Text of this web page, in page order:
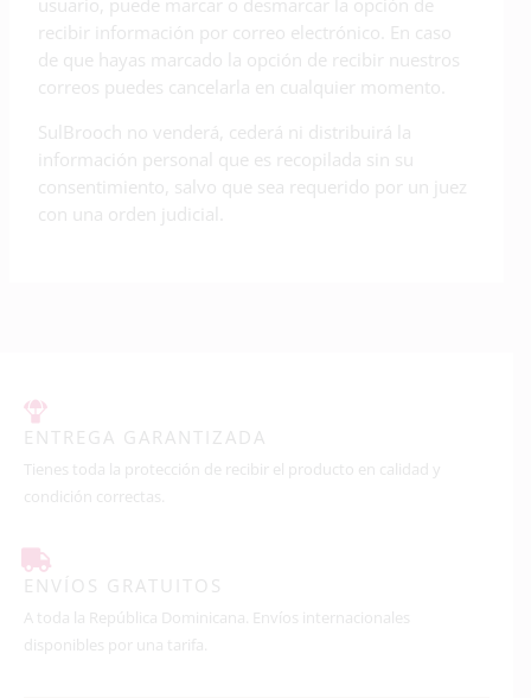
usuario, puede marcar o desmarcar la opción de
recibir información por correo electrónico. En caso
de que hayas marcado la opción de recibir nuestros
correos puedes cancelarla en cualquier momento.
SulBrooch no venderá, cederá ni distribuirá la
información personal que es recopilada sin su
consentimiento, salvo que sea requerido por un juez
con una orden judicial.
ENTREGA GARANTIZADA
Tienes toda la protección de recibir el producto en calidad y
condición correctas.
ENVÍOS GRATUITOS
A toda la República Dominicana. Envíos internacionales
disponibles por una tarifa.